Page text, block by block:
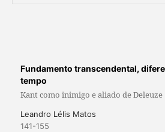
Fundamento transcendental,
tempo
Kant como inimigo e aliado de Deleuze
Leandro Lélis Matos
141-155